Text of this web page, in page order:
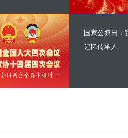
国家公祭日：
记忆传承人